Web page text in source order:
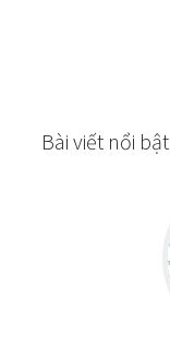
Bài viết nổi bật